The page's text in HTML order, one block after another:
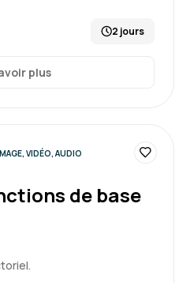
2 jours
plus
VIDÉO, AUDIO
de base